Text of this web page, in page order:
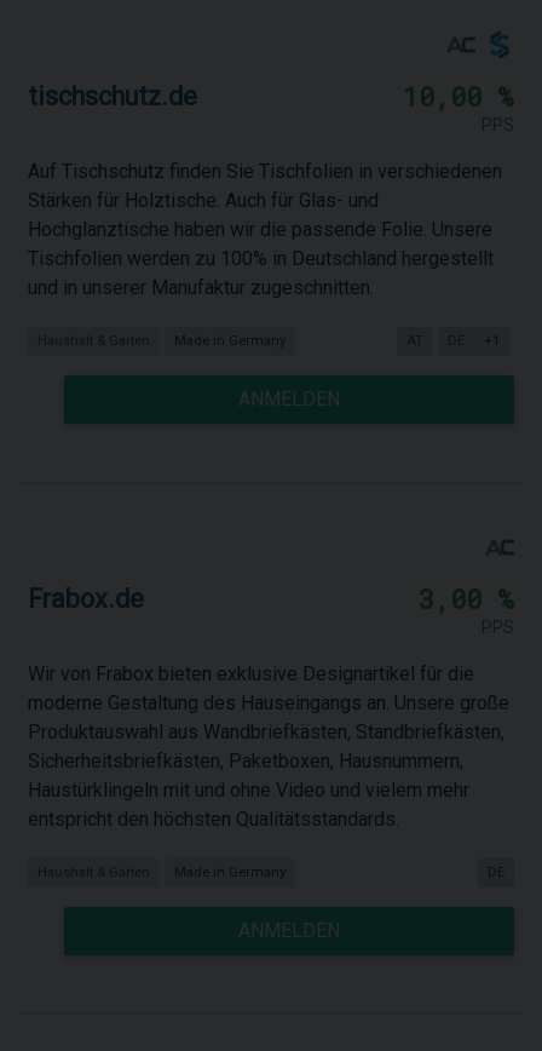
tischschutz.de 10,00 %
Auf Tischschutz finden Sie Tischfolien in verschiedenen
Stärken für Holztische. Auch für Glas- und
Hochglanztische haben wir die passende Folie. Unsere
Tischfolien werden zu 100% in Deutschland hergestellt
und in unserer Manufaktur zugeschnitten.
Haushalt & Garten Made in Germany AT DE +1
ANMELDEN
Frabox.de 3,00 %
Wir von Frabox bieten exklusive Designartikel für die
moderne Gestaltung des Hauseingangs an. Unsere große
Produktauswahl aus Wandbriefkästen, Standbriefkästen,
Sicherheitsbriefkästen, Paketboxen, Hausnummern,
Haustürklingeln mit und ohne Video und vielem mehr
entspricht den höchsten Qualitätsstandards.
Haushalt & Garten Made in Germany DE
ANMELDEN